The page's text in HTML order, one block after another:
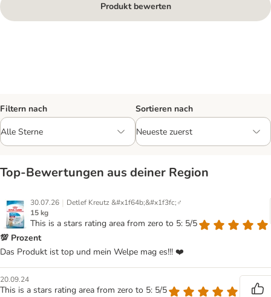
Produkt bewerten
Filtern nach Sortieren nach
Top‑Bewertungen aus deiner Region
30.07.26 | Detlef Kreutz &#x1f64b;&#x1f3fc;‍♂️
15 kg
This is a stars rating area from zero to 5: 5/5
💯 Prozent
Das Produkt ist top und mein Welpe mag es!!! ❤️
20.09.24
This is a stars rating area from zero to 5: 5/5